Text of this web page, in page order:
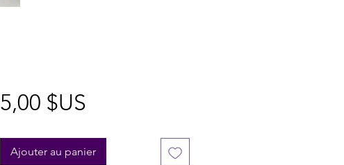
5,00 $US
Ajouter au panier